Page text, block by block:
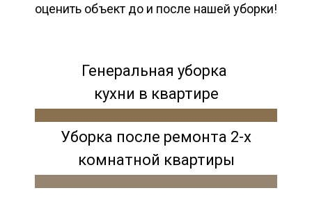
оценить объект до и после нашей уборки!
Генеральная уборка
кухни в квартире
Уборка после ремонта 2-х
комнатной квартиры